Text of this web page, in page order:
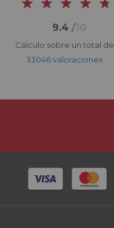
9.4 /10
Cálculo sobre un total de
33046 valoraciones